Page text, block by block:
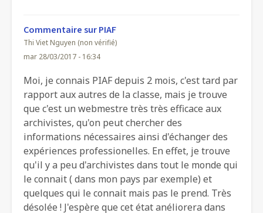
Commentaire sur PIAF
Thi Viet Nguyen (non vérifié)
mar 28/03/2017 - 16:34
Moi, je connais PIAF depuis 2 mois, c'est tard par
rapport aux autres de la classe, mais je trouve
que c'est un webmestre très très efficace aux
archivistes, qu'on peut chercher des
informations nécessaires ainsi d'échanger des
expériences professionelles. En effet, je trouve
qu'il y a peu d'archivistes dans tout le monde qui
le connait ( dans mon pays par exemple) et
quelques qui le connait mais pas le prend. Très
désolée ! J'espère que cet état anéliorera dans